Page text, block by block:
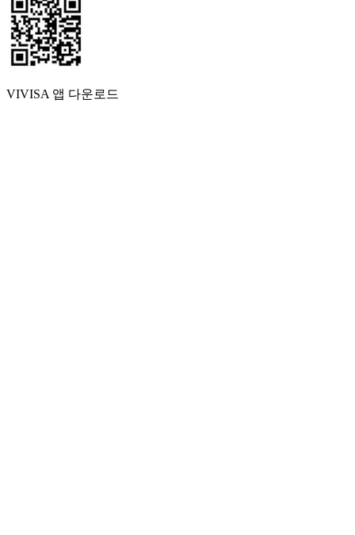
VIVISA 앱 다운로드